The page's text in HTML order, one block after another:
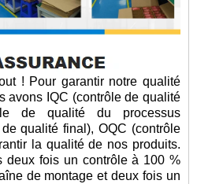
! Pour garantir notre qualité
avons IQC (contrôle de qualité
de qualité du processus
qualité final), OQC (contrôle
la qualité de nos produits.
deux fois un contrôle à 100 %
de montage et deux fois un